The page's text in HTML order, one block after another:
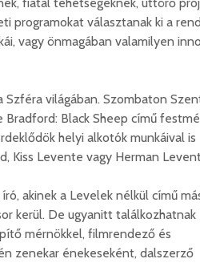
programokat választanak ki a
vagy önmagában valamilyen
világában. Szombaton
Black Sheep című
helyi alkotók munkáival is
Kiss Levente vagy Herman
akinek a Levelek nélkül című
kerül. De ugyanitt találkozhatnak
mérnökkel, filmrendező és
zenekar énekeseként, dalszerző
Anyuka: mindenki
hibás, csak a gyermek
nem!
14 581 megtekintés
Víkend medencéit!
8 791 megtekintés
Négy halálos
áldozatot követelt a
FRISSÍTVE
8 568 megtekintés